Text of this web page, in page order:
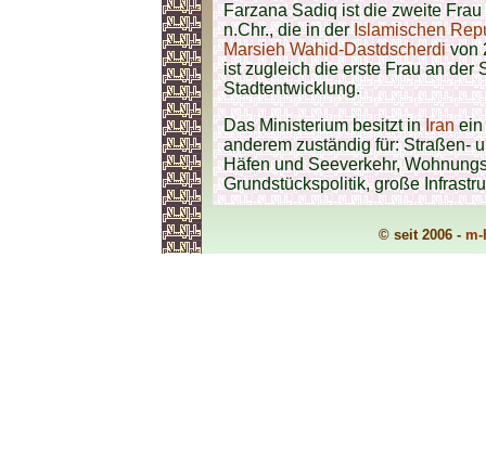
Farzana Sadiq ist die zweite
n.Chr., die in derIslamischen
Marsieh Wahid-Dastdscherdivon
ist zugleich die erste Frau an der
Stadtentwicklung.
Das Ministerium besitzt inIranein
anderem zuständig für: Straßen-
Häfen und Seeverkehr,
Grundstückspolitik, große
© seit 2006 - m-